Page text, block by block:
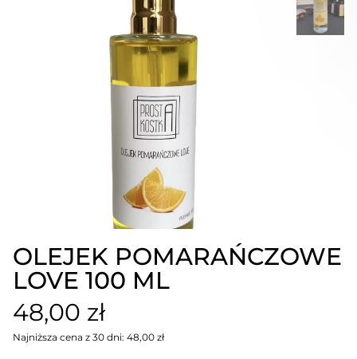
OLEJEK POMARAŃCZOWE
LOVE 100 ML
48,00 zł
Najniższa cena z 30 dni: 48,00 zł